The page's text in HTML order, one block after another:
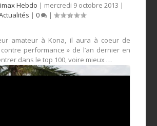
Hebdo | mercredi 9 octobre 2013 |
| 0 |
amateur à Kona, il aura à coeur de
performance » de l’an dernier en
dans le top 100, voire mieux …